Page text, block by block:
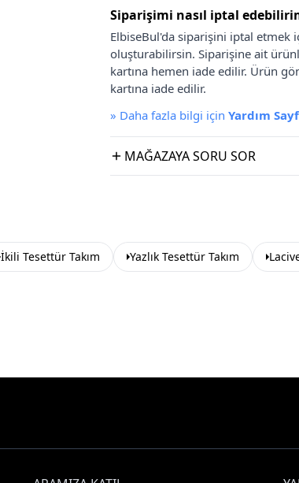
Siparişimi nasıl iptal
ElbiseBul'da siparişini iptal etmek
oluşturabilirsin. Siparişine ait
kartına hemen iade edilir. Ürün
kartına iade edilir.
» Daha fazla bilgi için Yardım
MAĞAZAYA SORU SOR
İkili Tesettür Takım Yazlık Tesettür Takım